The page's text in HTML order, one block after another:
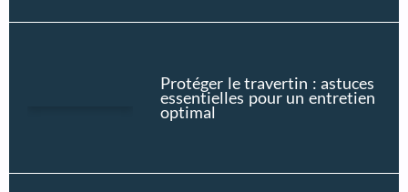
Protéger le travertin : astuces
essentielles pour un entretien
optimal